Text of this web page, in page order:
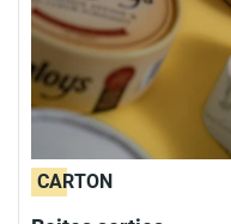
CARTON